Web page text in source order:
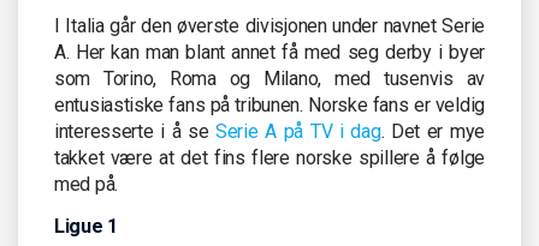
I Italia går den øverste divisjonen under navnet Serie
A. Her kan man blant annet få med seg derby i byer
som Torino, Roma og Milano, med tusenvis av
entusiastiske fans på tribunen. Norske fans er veldig
interesserte i å seSerie A på TV i dag. Det er mye
takket være at det fins flere norske spillere å følge
med på.
Ligue 1